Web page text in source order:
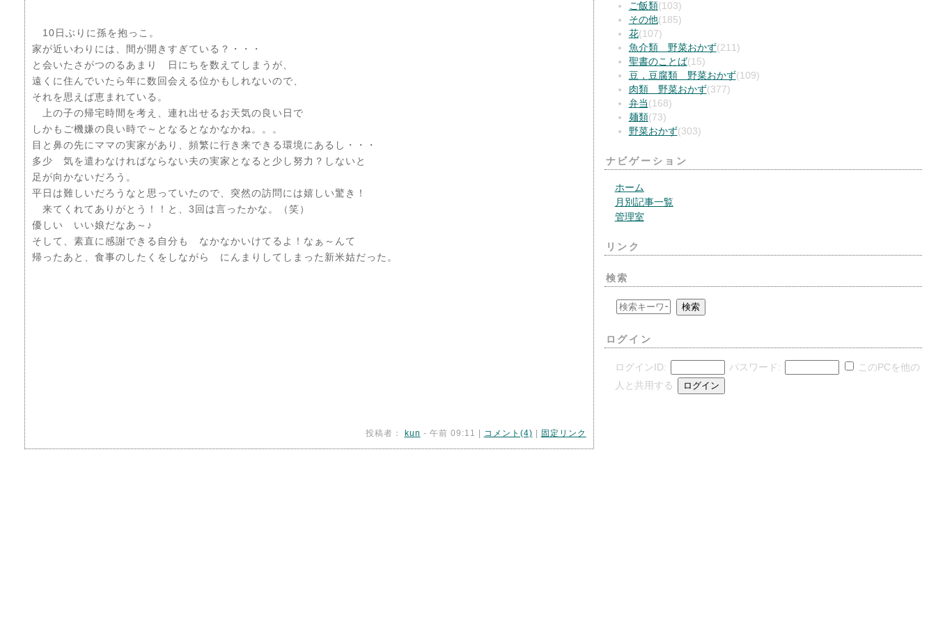
10日ぶりに孫を抱っこ。
家が近いわりには、間が開きすぎている？・・・
と会いたさがつのるあまり 日にちを数えてしまうが、
遠くに住んでいたら年に数回会える位かもしれないので、
それを思えば恵まれている。
上の子の帰宅時間を考え、連れ出せるお天気の良い日で
しかもご機嫌の良い時で～となるとなかなかね。。。
目と鼻の先にママの実家があり、頻繁に行き来できる環境にあるし・・・
多少 気を遣わなければならない夫の実家となると少し努力？しないと
足が向かないだろう。
平日は難しいだろうなと思っていたので、突然の訪問には嬉しい驚き！
来てくれてありがとう！！と、3回は言ったかな。（笑）
優しい いい娘だなあ～♪
そして、素直に感謝できる自分も なかなかいけてるよ！なぁ～んて
帰ったあと、食事のしたくをしながら にんまりしてしまった新米姑だった。
投稿者： kun - 午前 09:11 | コメント(4) 固定リンク
ご飯類(103)
その他(185)
花(107)
魚介類 野菜おかず(211)
聖書のことば(15)
豆，豆腐類 野菜おかず(109)
肉類 野菜おかず(377)
弁当 (168)
麺類(73)
野菜おかず(303)
ナビゲーション
ホーム
月別記事一覧
管理室
リンク
検索
ログイン
ログインID: パスワード:
このPCを他の
人と共用する